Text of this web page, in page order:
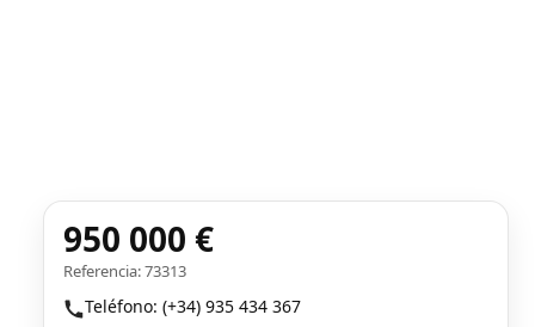
950 000 €
Referencia: 73313
Teléfono: (+34) 935 434 367